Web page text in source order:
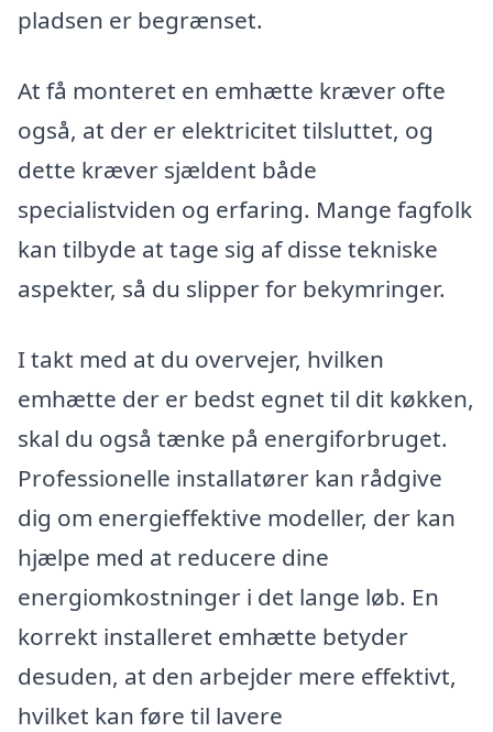
pladsen er begrænset.
At få monteret en emhætte kræver ofte
også, at der er elektricitet tilsluttet, og
dette kræver sjældent både
specialistviden og erfaring. Mange fagfolk
kan tilbyde at tage sig af disse tekniske
aspekter, så du slipper for bekymringer.
I takt med at du overvejer, hvilken
emhætte der er bedst egnet til dit køkken,
skal du også tænke på energiforbruget.
Professionelle installatører kan rådgive
dig om energieffektive modeller, der kan
hjælpe med at reducere dine
energiomkostninger i det lange løb. En
korrekt installeret emhætte betyder
desuden, at den arbejder mere effektivt,
hvilket kan føre til lavere